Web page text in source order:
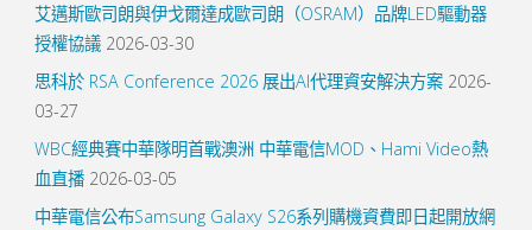
艾邁斯歐司朗與伊戈爾達成歐司朗（OSRAM）品牌LED驅動器
授權協議 2026-03-30
思科於 RSA Conference 2026 展出AI代理資安解決方案 2026-
03-27
WBC經典賽中華隊明首戰澳洲 中華電信MOD、Hami Video熱
血直播 2026-03-05
中華電信公布Samsung Galaxy S26系列購機資費即日起開放網